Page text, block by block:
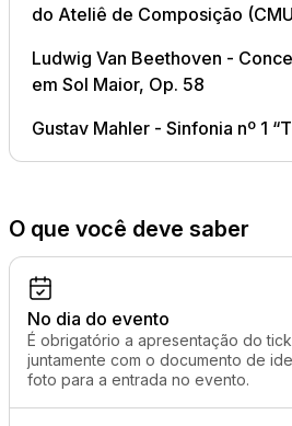
do Ateliê de Composição
Ludwig Van Beethoven -
em Sol Maior, Op. 58
Gustav Mahler - Sinfonia nº 1
O que você deve saber
No dia do evento
É obrigatório a apresentação do
juntamente com o documento de
foto para a entrada no evento.